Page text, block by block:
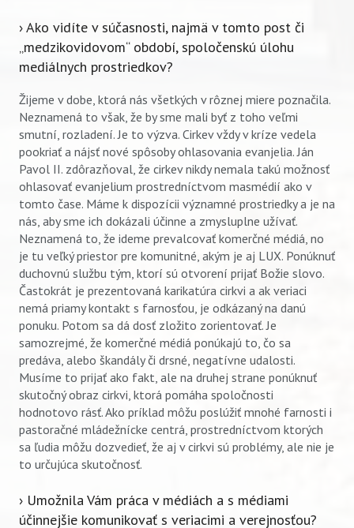
Vyhľadávanie
› Ako vidíte v súčasnosti, najmä v tomto post či
„medzikovidovom“ období, spoločenskú úlohu
mediálnych prostriedkov?
Žijeme v dobe, ktorá nás všetkých v rôznej miere poznačila.
Neznamená to však, že by sme mali byť z toho veľmi
smutní, rozladení. Je to výzva. Cirkev vždy v kríze vedela
pookriať a nájsť nové spôsoby ohlasovania evanjelia. Ján
Pavol II. zdôrazňoval, že cirkev nikdy nemala takú možnosť
ohlasovať evanjelium prostredníctvom masmédií ako v
tomto čase. Máme k dispozícii významné prostriedky a je na
nás, aby sme ich dokázali účinne a zmysluplne užívať.
Neznamená to, že ideme prevalcovať komerčné médiá, no
je tu veľký priestor pre komunitné, akým je aj LUX. Ponúknuť
duchovnú službu tým, ktorí sú otvorení prijať Božie slovo.
Častokrát je prezentovaná karikatúra cirkvi a ak veriaci
nemá priamy kontakt s farnosťou, je odkázaný na danú
ponuku. Potom sa dá dosť zložito zorientovať. Je
samozrejmé, že komerčné médiá ponúkajú to, čo sa
predáva, alebo škandály či drsné, negatívne udalosti.
Musíme to prijať ako fakt, ale na druhej strane ponúknuť
skutočný obraz cirkvi, ktorá pomáha spoločnosti
hodnotovo rásť. Ako príklad môžu poslúžiť mnohé farnosti i
pastoračné mládežnícke centrá, prostredníctvom ktorých
sa ľudia môžu dozvedieť, že aj v cirkvi sú problémy, ale nie je
to určujúca skutočnosť.
› Umožnila Vám práca v médiách a s médiami
účinnejšie komunikovať s veriacimi a verejnosťou?